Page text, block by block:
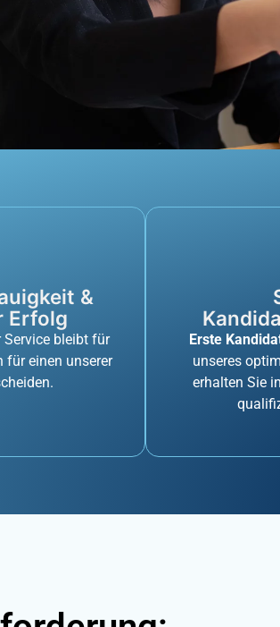
&
Erfolg
Service bleibt für
für einen unserer
Erste
unseres
erhalten Sie